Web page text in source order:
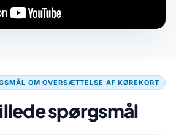
OM OVERSÆTTELSE AF KØREKORT
spørgsmål